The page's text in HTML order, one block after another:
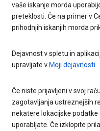
vaše iskanje morda
preteklosti. Če na primer v
prihodnjih iskanjih morda
Dejavnost v spletu in
upravljate vMoji dejavnosti
Če niste prijavljeni v svoj
zagotavljanja ustreznejših
nekatere lokacijske podatke
uporabljate. Če izklopite